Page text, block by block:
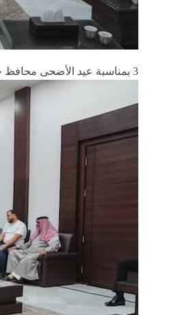
3 بمناسبة عيد الأضحى محافظ حمص يستقبل وفود المهنئين من الوجهاء والأهالي